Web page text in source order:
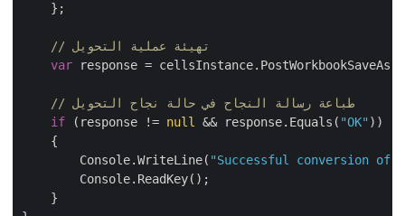
    };
// تهيئة عملية التحويل
var response =
// طباعة رسالة النجاح في حالة نجاح التحويل
if (response != null && response.Equals( "OK" ))
    {
        Console.WriteLine(
"Successful conversion of
        Console.ReadKey();
    }